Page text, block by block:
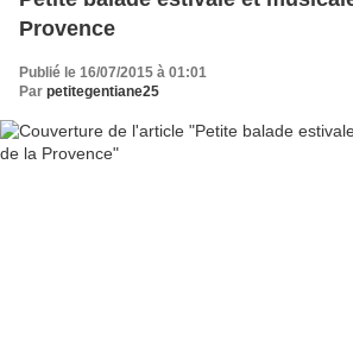
Provence
Publié le 16/07/2015 à 01:01
Par petitegentiane25